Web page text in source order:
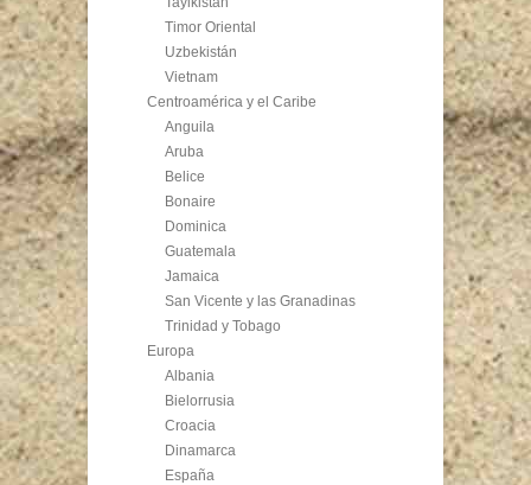
Timor Oriental
Uzbekistán
Vietnam
Centroamérica y el Caribe
Anguila
Aruba
Belice
Bonaire
Dominica
Guatemala
Jamaica
San Vicente y las Granadinas
Trinidad y Tobago
Europa
Albania
Bielorrusia
Croacia
Dinamarca
España